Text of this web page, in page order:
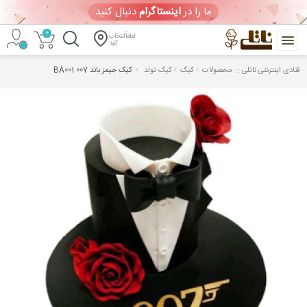
ما را دراینستاگرامدنبال کنید
لطفاً انتخاب
کنید
0
خرید
ویترین امروز
قنادی اینترنتی ناتلی :: محصولات کیک کیک تولد کیک جیمز باند 007 BA001